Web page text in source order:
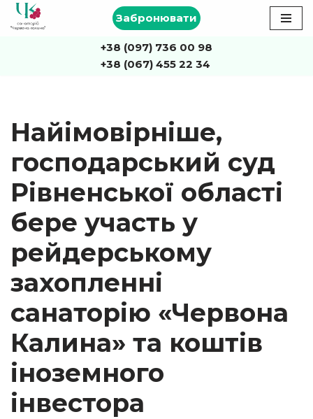
Забронювати
+38 (097) 736 00 98
+38 (067) 455 22 34
Найімовірніше,
господарський суд
Рівненської області
бере участь у
рейдерському
захопленні
санаторію «Червона
Калина» та коштів
іноземного
інвестора